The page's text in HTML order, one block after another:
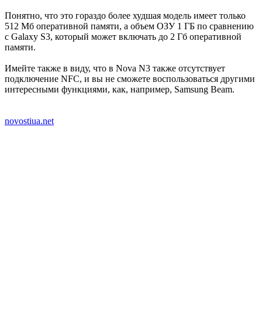
Понятно, что это гораздо более худшая модель имеет только
512 Мб оперативной памяти, а объем ОЗУ 1 ГБ по сравнению
с Galaxy S3, который может включать до 2 Гб оперативной
памяти.
Имейте также в виду, что в Nova N3 также отсутствует
подключение NFC, и вы не сможете воспользоваться другими
интересными функциями, как, например, Samsung Beam.
novostiua.net